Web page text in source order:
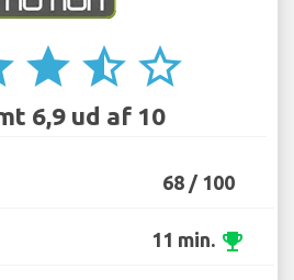
star star_half star_border
6,9 ud af 10
68 / 100
11 min. emoji_events